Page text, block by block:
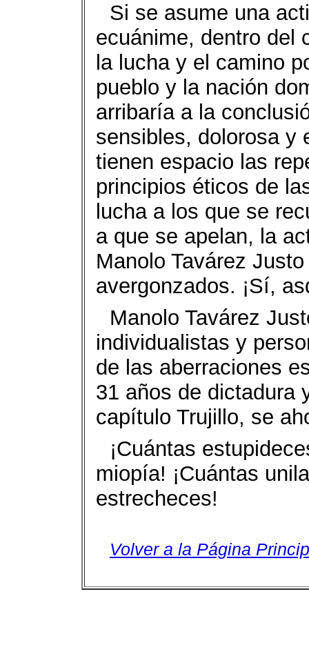
Si se asume una
ecuánime, dentro del
la lucha y el camino
pueblo y la nación
arribaría a la
sensibles, dolorosa y
tienen espacio las
principios éticos de
lucha a los que se
a que se apelan, la
Manolo Tavárez
avergonzados. ¡Sí,
Manolo Tavárez
individualistas y
de las aberraciones
31 años de dictadura
capítulo Trujillo, se
¡Cuántas
miopía! ¡Cuántas
estrecheces!
Volver a la Página